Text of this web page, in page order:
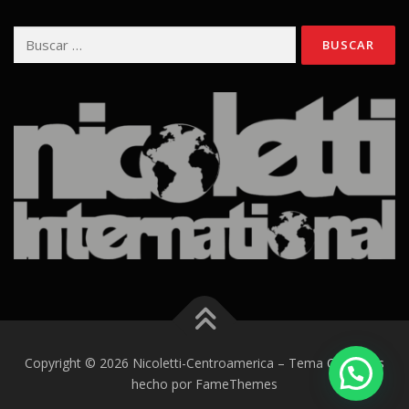
Copyright © 2026 Nicoletti-Centroamerica – Tema OnePress
hecho por FameThemes